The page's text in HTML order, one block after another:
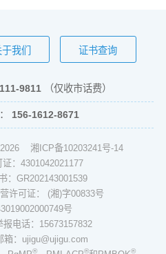
我们 证书查询
9811 （仅收市话费）
156-1612-8671
2026 湘ICP备10203241号-14
：4301042021177
：GR202143001539
许可证： (湘)字00833号
号
电话：15673157832
箱：ujigu@ujigu.com
® ® ®